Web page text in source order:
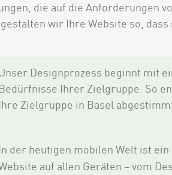
die auf die Anforderungen
wir Ihre Website so,
Designprozess beginnt mit
Bedürfnisse Ihrer Zielgruppe. So
Ihre Zielgruppe in Basel
In der heutigen mobilen Welt ist
auf allen Geräten – vom